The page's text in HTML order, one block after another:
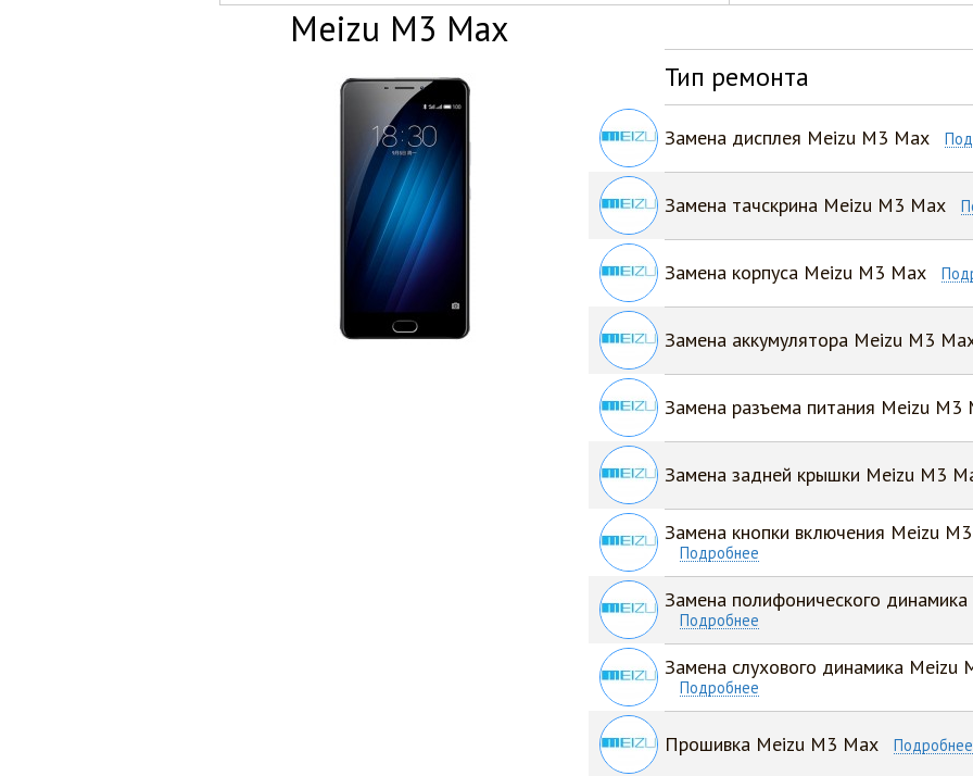
Meizu M3 Max
Тип ремонта
Замена дисплея Meizu M3 Max
Замена тачскрина Meizu M3 Max
Замена корпуса Meizu M3 Max
Замена аккумулятора Meizu M3
Замена разъема питания Meizu M3
Замена задней крышки Meizu M3
Замена кнопки включения Meizu
Подробнее
Замена полифонического
Подробнее
Замена слухового динамика Meizu
Подробнее
Прошивка Meizu M3 Max Подробнее